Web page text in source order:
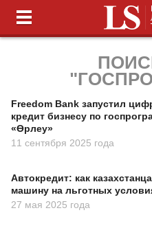
Freedom Bank запустил
кредит бизнесу по
«Өрлеу»
11 сентября 2025 года
Автокредит: как
машину на льготных
27 мая 2025 года